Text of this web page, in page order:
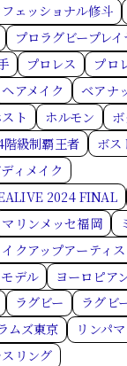
ェッショナル修斗
プロラグビープレイ
プロレス プロ
ヘアメイク ベアナ
ト ホルモン
級制覇王者
ボス
ィメイク
2024 FINAL
マリンメッセ福岡
イクアップアーティス
モデル
ヨーロピア
ラグビー ラグビ
ムズ東京
リンパ
スリング